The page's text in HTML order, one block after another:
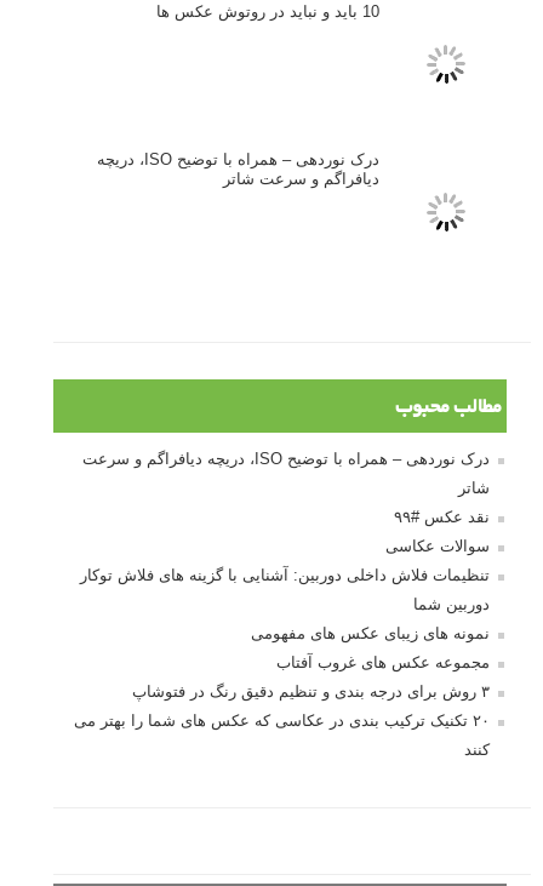
10 باید و نباید در روتوش عکس ها
درک نوردهی – همراه با توضیح ISO، دریچه
دیافراگم و سرعت شاتر
مطالب محبوب
درک نوردهی – همراه با توضیح ISO، دریچه دیافراگم و سرعت
شاتر
نقد عکس #۹۹
سوالات عکاسی
تنظیمات فلاش داخلی دوربین: آشنایی با گزینه های فلاش توکار
دوربین شما
نمونه های زیبای عکس های مفهومی
مجموعه عکس های غروب آفتاب
۳ روش برای درجه بندی و تنظیم دقیق رنگ در فتوشاپ
۲۰ تکنیک ترکیب بندی در عکاسی که عکس های شما را بهتر می
کنند